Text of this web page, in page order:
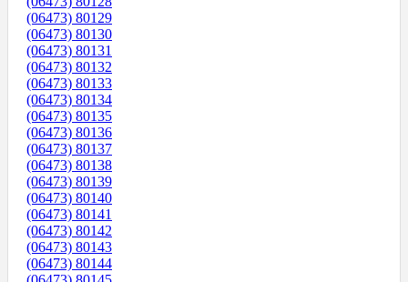
(06473) 80129
(06473) 80130
(06473) 80131
(06473) 80132
(06473) 80133
(06473) 80134
(06473) 80135
(06473) 80136
(06473) 80137
(06473) 80138
(06473) 80139
(06473) 80140
(06473) 80141
(06473) 80142
(06473) 80143
(06473) 80144